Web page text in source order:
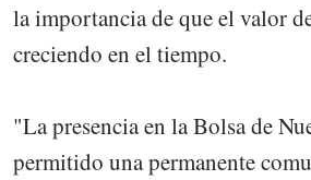
la importancia de que el valor
creciendo en el tiempo.
"La presencia en la Bolsa de
permitido una permanente